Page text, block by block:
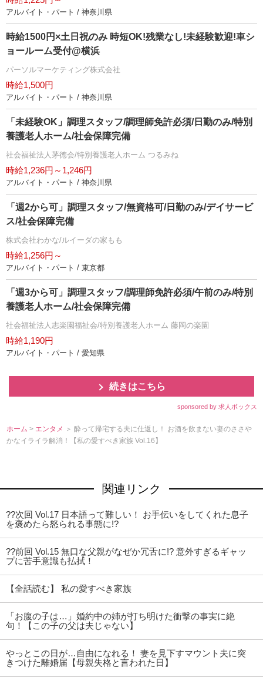
アルバイト・パート / 神奈川県
時給1500円×土日祝のみ 時短OK!残業なし!未経験歓迎!車シ
ョールーム受付@横浜
パーソルマーケティング株式会社
時給1,500円
アルバイト・パート / 神奈川県
「未経験OK」調理スタッフ/調理師免許必須/日勤のみ/特別
養護老人ホーム/社会保障完備
社会福祉法人茅徳会/特別養護老人ホーム つるみね
時給1,236円～1,246円
アルバイト・パート / 神奈川県
「週2から可」調理スタッフ/無資格可/日勤のみ/デイサービ
ス/社会保障完備
株式会社わかな/ルイーダの家もも
時給1,256円～
アルバイト・パート / 東京都
「週3から可」調理スタッフ/調理師免許必須/午前のみ/特別
養護老人ホーム/社会保障完備
社会福祉法人志楽園福祉会/特別養護老人ホーム 藤岡の楽園
時給1,190円
アルバイト・パート / 愛知県
続きはこちら
sponsored by 求人ボックス
ホーム > エンタメ ＞ 酔って帰宅する夫に仕返し！ お酒を飲まない妻のささ
かなイライラ解消！【私の愛すべき家族 Vol.16】
関連リンク
??次回 Vol.17 日本語って難しい！ お手伝いをしてくれた息子
を褒めたら怒られる事態に!?
??前回 Vol.15 無口な父親がなぜか冗舌に!? 意外すぎるギャッ
プに苦手意識も払拭！
【全話読む】 私の愛すべき家族
「お腹の子は…」婚約中の姉が打ち明けた衝撃の事実に絶
句！【この子の父は夫じゃない】
っとこの日が…自由になれる！ 妻を見下すマウント夫に突
きつけた離婚届【母親失格と言われた日】